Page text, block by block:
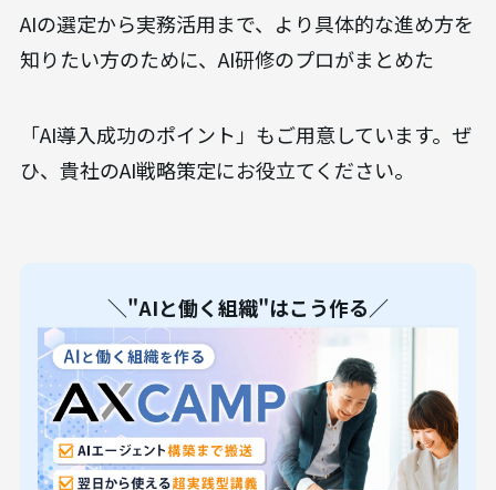
AIの選定から実務活用まで、より具体的な進め方を
知りたい方のために、AI研修のプロがまとめた
「AI導入成功のポイント」もご用意しています。ぜ
ひ、貴社のAI戦略策定にお役立てください。
＼"AIと働く組織"はこう作る／